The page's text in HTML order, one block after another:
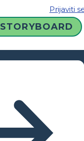
Prijaviti